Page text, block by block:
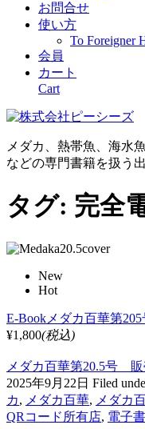
お問合せ
使い方
To Foreigner
会員
カート
Cart
メダカ、熱帯魚、海水
などの専門書籍を扱う
タグ: 完全
New
Hot
E-Bookメダカ百華第205
¥1,800(税込)
メダカ百華第20.5号 販
2025年9月22日 Filed
カ, メダカ百華, メダカ
QRコード所有店, 電子